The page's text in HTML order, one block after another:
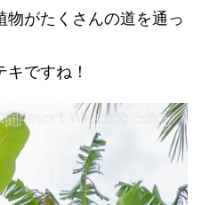
がたくさんの道を通っ
ですね！